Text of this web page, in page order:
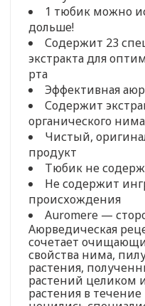
1 тюбик можно
дольше!
Содержит 23
экстракта для
рта
Эффективная
Содержит
органического нима
Чистый,
продукт
Тюбик не
Не содержит
происхождения
Auromere —
Аюрведическая
сочетает
свойства нима,
растения,
растений целиком
растения в